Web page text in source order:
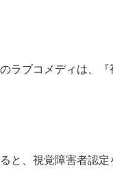
ラブコメディは、
と、視覚障害者認定